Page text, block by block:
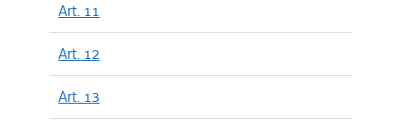
Art. 11
Art. 12
Art. 13